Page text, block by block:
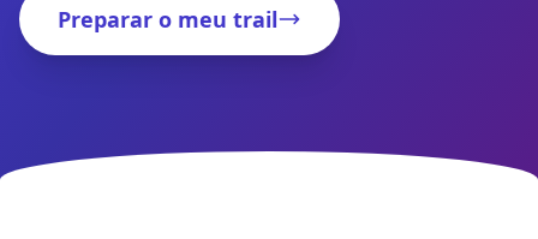
Preparar o meu trail